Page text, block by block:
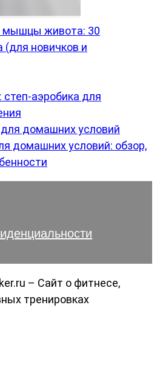
мышцы живота: 30
(для новичков и
степ-аэробика для
домашних условий: обзор,
– Сайт о фитнесе,
тренировках